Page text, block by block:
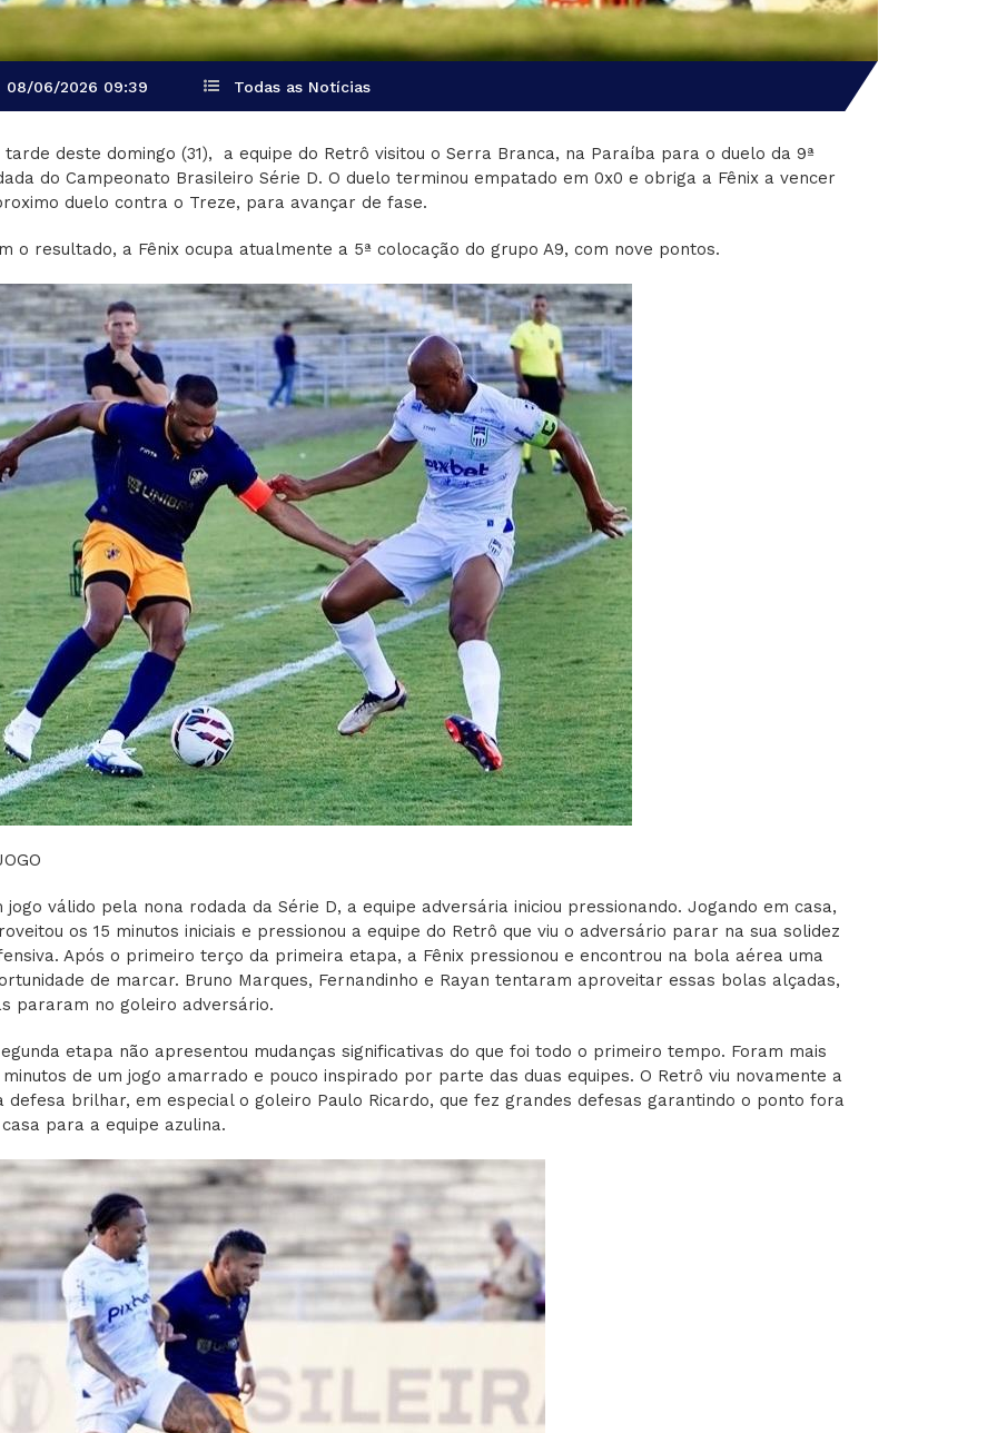
08/06/2026 09:39 Todas as Notícias
tarde deste domingo (31), a equipe do Retrô visitou o Serra Branca, na Paraíba para o duelo da 9ª
do Campeonato Brasileiro Série D. O duelo terminou empatado em 0x0 e obriga a Fênix a vencer
duelo contra o Treze, para avançar de fase.
o resultado, a Fênix ocupa atualmente a 5ª colocação do grupo A9, com nove pontos.
jogo válido pela nona rodada da Série D, a equipe adversária iniciou pressionando. Jogando em casa,
os 15 minutos iniciais e pressionou a equipe do Retrô que viu o adversário parar na sua solidez
Após o primeiro terço da primeira etapa, a Fênix pressionou e encontrou na bola aérea uma
de marcar. Bruno Marques, Fernandinho e Rayan tentaram aproveitar essas bolas alçadas,
pararam no goleiro adversário.
etapa não apresentou mudanças significativas do que foi todo o primeiro tempo. Foram mais
de um jogo amarrado e pouco inspirado por parte das duas equipes. O Retrô viu novamente a
defesa brilhar, em especial o goleiro Paulo Ricardo, que fez grandes defesas garantindo o ponto fora
para a equipe azulina.